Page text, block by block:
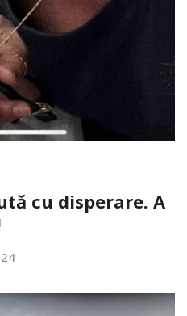
cu disperare. A